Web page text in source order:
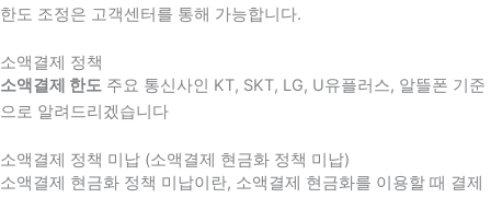
한도 조정은 고객센터를 통해 가능합니다.
소액결제 정책
소액결제 한도 주요 통신사인 KT, SKT, LG, U유플러스, 알뜰폰 기준
으로 알려드리겠습니다
소액결제 정책 미납 (소액결제 현금화 정책 미납)
소액결제 현금화 정책 미납이란, 소액결제 현금화를 이용할 때 결제